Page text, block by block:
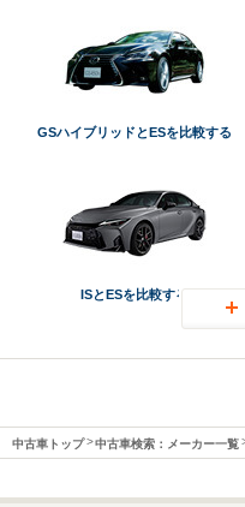
GSハイブリッドとESを比較する
ISとESを比較する
中古車トップ 中古車検索：メーカー一覧